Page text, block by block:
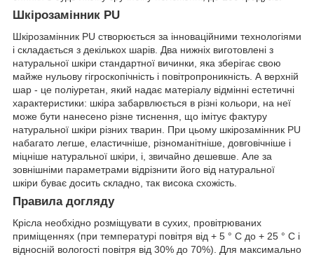
Шкірозамінник PU
Шкірозамінник PU створюється за інноваційними технологіями
і складається з декількох шарів. Два нижніх виготовлені з
натуральної шкіри стандартної вичинки, яка зберігає свою
майже нульову гігроскопічність і повітропроникність. А верхній
шар - це поліуретан, який надає матеріалу відмінні естетичні
характеристики: шкіра забарвлюється в різні кольори, на неї
може бути нанесено різне тиснення, що імітує фактуру
натуральної шкіри різних тварин. При цьому шкірозамінник PU
набагато легше, еластичніше, різноманітніше, довговічніше і
міцніше натуральної шкіри, і, звичайно дешевше. Але за
зовнішніми параметрами відрізнити його від натуральної
шкіри буває досить складно, так висока схожість.
Правила догляду
Крісла необхідно розміщувати в сухих, провітрюваних
приміщеннях (при температурі повітря від + 5 ° C до + 25 ° C і
відносній вологості повітря від 30% до 70%). Для максимально